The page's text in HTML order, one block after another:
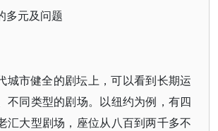
多元及问题
城市健全的剧坛上，可以看到长期运
不同类型的剧场。以纽约为例，有四
汇大型剧场，座位从八百到两千多不